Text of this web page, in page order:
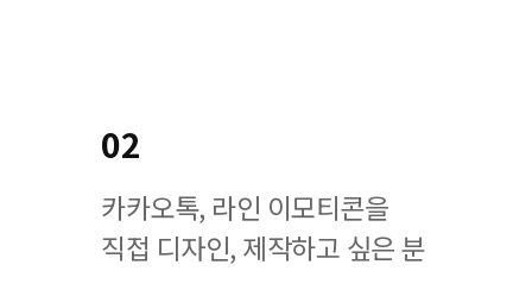
02
카카오톡, 라인 이모티콘을
직접 디자인, 제작하고 싶은 분